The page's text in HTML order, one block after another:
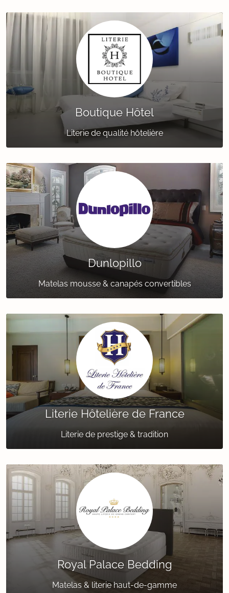
Boutique Hôtel
Literie de qualité hôtelière
Dunlopillo
Matelas mousse & canapés convertibles
Literie Hôtelière de France
Literie de prestige & tradition
Royal Palace Bedding
Matelas & literie haut-de-gamme